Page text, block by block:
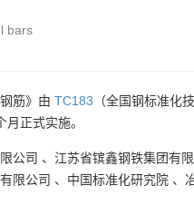
bars
筋》由 TC183 （全国钢标准化
正式实施。
公司 、 江苏省镔鑫钢铁集团有
限公司 、 中国标准化研究院 、